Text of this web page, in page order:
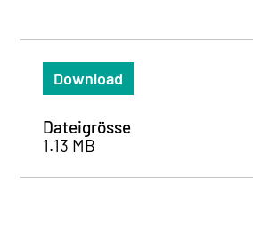
Download
Dateigrösse
1.13 MB